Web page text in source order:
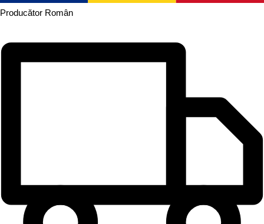
Producător Român